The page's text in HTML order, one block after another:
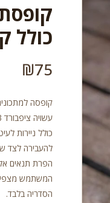
כולל
₪75
כולל ניירות
להעבירה לצד
הפרת תנאים
המשתמש מצפיה
הסדריה בלבד.